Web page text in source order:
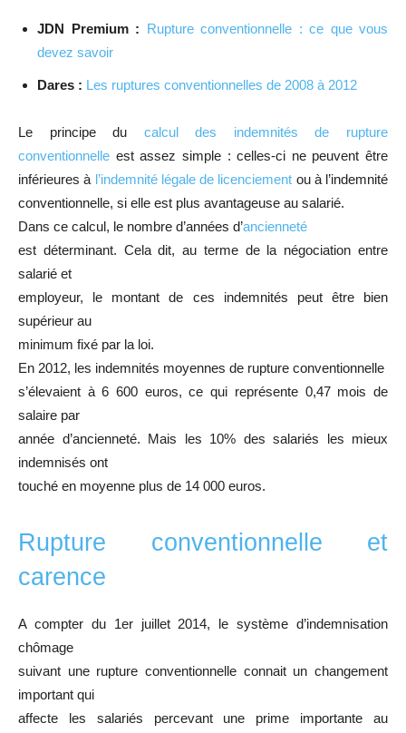
JDN Premium : Rupture conventionnelle : ce que vous
devez savoir
Dares : Les ruptures conventionnelles de 2008 à 2012
Le principe du calcul des indemnités de rupture
conventionnelle est assez simple : celles-ci ne peuvent être
inférieures à l’indemnité légale de licenciement ou à l’indemnité
conventionnelle, si elle est plus avantageuse au salarié.
Dans ce calcul, le nombre d’années d’ancienneté
est déterminant. Cela dit, au terme de la négociation entre
salarié et
employeur, le montant de ces indemnités peut être bien
supérieur au
minimum fixé par la loi.
En 2012, les indemnités moyennes de rupture conventionnelle
s’élevaient à 6 600 euros, ce qui représente 0,47 mois de
salaire par
année d’ancienneté. Mais les 10% des salariés les mieux
indemnisés ont
touché en moyenne plus de 14 000 euros.
Rupture conventionnelle et
carence
A compter du 1er juillet 2014, le système d’indemnisation
chômage
suivant une rupture conventionnelle connait un changement
important qui
affecte les salariés percevant une prime importante au